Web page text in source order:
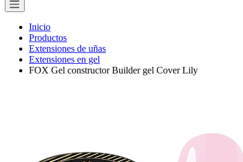
Inicio
Productos
Extensiones de uñas
Extensiones en gel
FOX Gel constructor Builder gel Сover Lily